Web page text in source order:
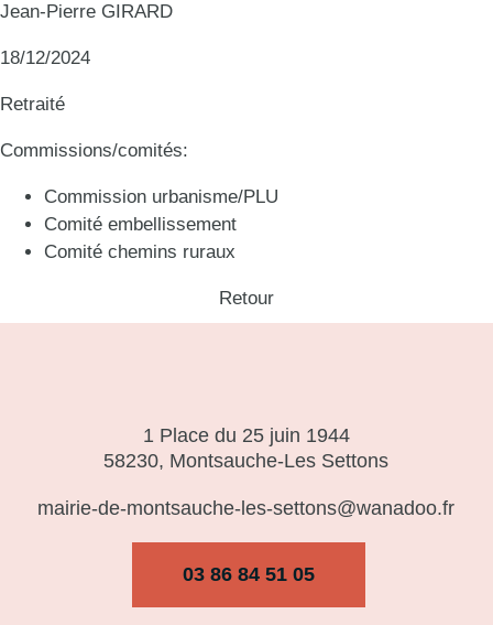
Jean-Pierre GIRARD
18/12/2024
Retraité
Commissions/comités:
Commission urbanisme/PLU
Comité embellissement
Comité chemins ruraux
Retour
1 Place du 25 juin 1944
58230, Montsauche-Les Settons
mairie-de-montsauche-les-settons@wanadoo.fr
03 86 84 51 05